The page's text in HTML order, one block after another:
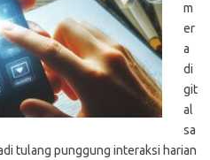
m
er
a
di
git
al
sa
tulang punggung interaksi harian